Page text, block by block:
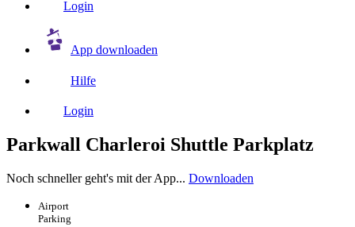
Login
App downloaden
Hilfe
Login
Parkwall Charleroi Shuttle Parkplatz
Noch schneller geht's mit der App... Downloaden
Airport
Parking